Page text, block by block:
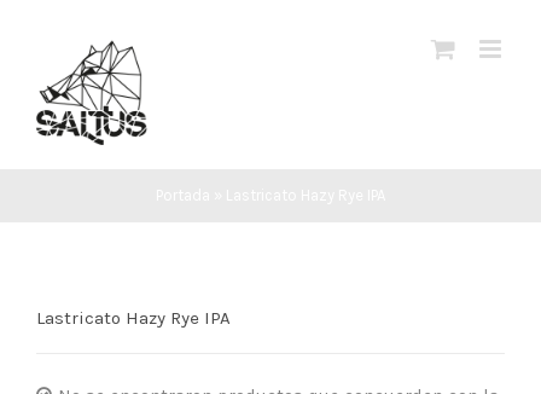
contenido
Lastricato Hazy Rye IPA